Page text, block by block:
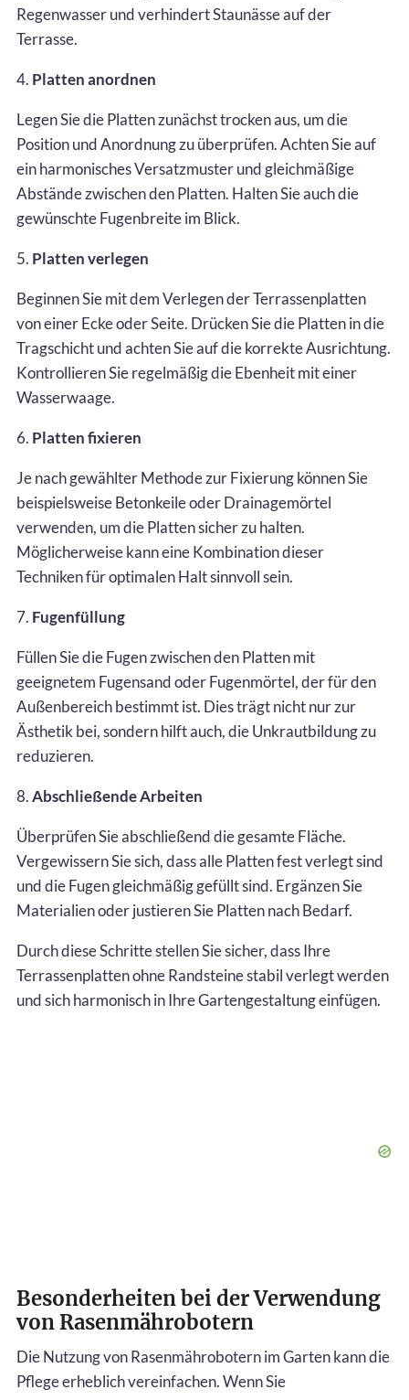
Regenwasser und verhindert Staunässe auf der
Terrasse.
4. Platten anordnen
Legen Sie die Platten zunächst trocken aus, um die
Position und Anordnung zu überprüfen. Achten Sie auf
ein harmonisches Versatzmuster und gleichmäßige
Abstände zwischen den Platten. Halten Sie auch die
gewünschte Fugenbreite im Blick.
5. Platten verlegen
Beginnen Sie mit dem Verlegen der Terrassenplatten
von einer Ecke oder Seite. Drücken Sie die Platten in die
Tragschicht und achten Sie auf die korrekte Ausrichtung.
Kontrollieren Sie regelmäßig die Ebenheit mit einer
Wasserwaage.
6. Platten fixieren
Je nach gewählter Methode zur Fixierung können Sie
beispielsweise Betonkeile oder Drainagemörtel
verwenden, um die Platten sicher zu halten.
Möglicherweise kann eine Kombination dieser
Techniken für optimalen Halt sinnvoll sein.
7. Fugenfüllung
Füllen Sie die Fugen zwischen den Platten mit
geeignetem Fugensand oder Fugenmörtel, der für den
Außenbereich bestimmt ist. Dies trägt nicht nur zur
Ästhetik bei, sondern hilft auch, die Unkrautbildung zu
reduzieren.
8.Abschließende Arbeiten
Überprüfen Sie abschließend die gesamte Fläche.
Vergewissern Sie sich, dass alle Platten fest verlegt sind
und die Fugen gleichmäßig gefüllt sind. Ergänzen Sie
Materialien oder justieren Sie Platten nach Bedarf.
Durch diese Schritte stellen Sie sicher, dass Ihre
Terrassenplatten ohne Randsteine stabil verlegt werden
und sich harmonisch in Ihre Gartengestaltung einfügen.
Besonderheiten bei der Verwendung
von Rasenmährobotern
Die Nutzung von Rasenmährobotern im Garten kann die
Pflege erheblich vereinfachen. Wenn Sie